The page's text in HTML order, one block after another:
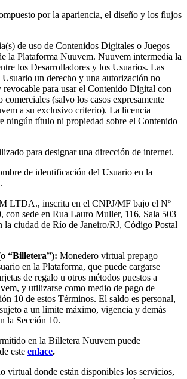
por la apariencia, el diseño y los flujos
de uso de Contenidos Digitales o Juegos
la Plataforma Nuuvem. Nuuvem intermedia la
los Desarrolladores y los Usuarios. Las
un derecho y una autorización no
para usar el Contenido Digital con
comerciales (salvo los casos expresamente
a su exclusivo criterio). La licencia
ningún título ni propiedad sobre el Contenido
para designar una dirección de internet.
de identificación del Usuario en la
LTDA., inscrita en el CNPJ/MF bajo el Nº
con sede en Rua Lauro Muller, 116, Sala 503
la ciudad de Río de Janeiro/RJ, Código Postal
“Billetera”): Monedero virtual prepago
en la Plataforma, que puede cargarse
de regalo u otros métodos puestos a
y utilizarse como medio de pago de
10 de estos Términos. El saldo es personal,
a un límite máximo, vigencia y demás
la Sección 10.
en la Billetera Nuuvem puede
este enlace.
virtual donde están disponibles los servicios,